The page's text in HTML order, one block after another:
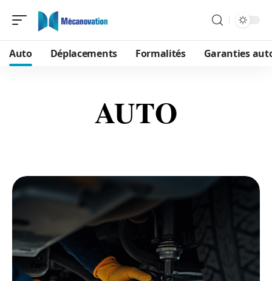
Auto Déplacements Formalités Garanties
AUTO